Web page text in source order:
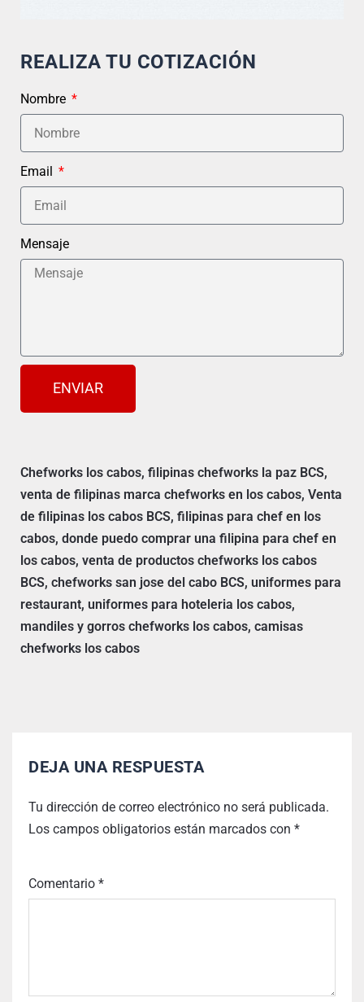
REALIZA TU COTIZACIÓN
Nombre
Email
Mensaje
ENVIAR
Chefworks los cabos, filipinas chefworks la paz BCS,
venta de filipinas marca chefworks en los cabos, Venta
de filipinas los cabos BCS, filipinas para chef en los
cabos, donde puedo comprar una filipina para chef en
los cabos, venta de productos chefworks los cabos
BCS, chefworks san jose del cabo BCS, uniformes para
restaurant, uniformes para hoteleria los cabos,
mandiles y gorros chefworks los cabos, camisas
chefworks los cabos
DEJA UNA RESPUESTA
Tu dirección de correo electrónico no será publicada.
Los campos obligatorios están marcados con *
Comentario *